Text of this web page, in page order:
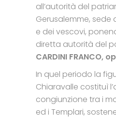
all’autorità del
Gerusalemme, sede
e dei vescovi,
diretta autorità del
CARDINI FRANCO,
In quel periodo la
Chiaravalle costituì
congiunzione tra i
ed i Templari,